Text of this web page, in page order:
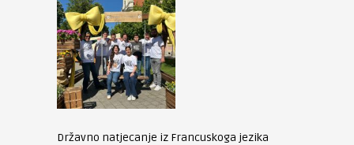
Državno natjecanje iz Francuskoga jezika